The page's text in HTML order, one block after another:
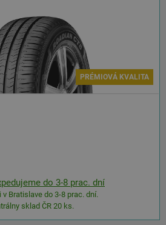
PRÉMIOVÁ KVALITA
do 3-8 prac. dní
v Bratislave do 3-8 prac. dní.
sklad ČR 20 ks.